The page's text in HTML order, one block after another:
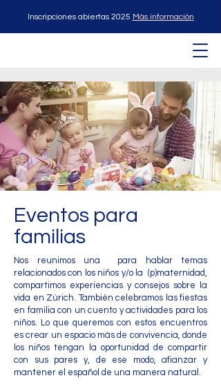
Inscripciones abiertas 2025 Más información
Eventos para
familias
Nos reunimos una para hablar temas
relacionados con los niños y/o la (p)maternidad,
compartimos experiencias y consejos sobre la
vida en Zúrich. También celebramos las fiestas
en familia con un cuento y actividades para los
niños. Lo que queremos con estos encuentros
es crear un espacio más de convivencia, donde
los niños tengan la oportunidad de compartir
con sus pares y, de ese modo, afianzar y
mantener el español de una manera natural.